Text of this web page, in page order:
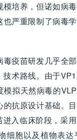
模培养，但诺如病
也严重限制了病毒
毒疫苗研发几乎全
术路线。由于
模拟天然病毒的
的抗原设计基础。
入临床阶段，采
细胞以及植物表